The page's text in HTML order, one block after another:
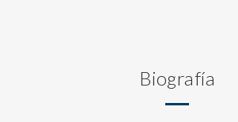
Biografía